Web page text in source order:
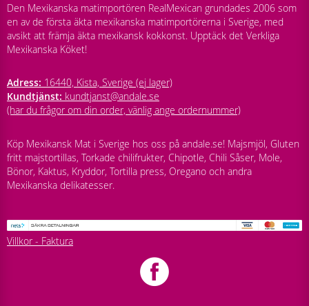
Den Mexikanska matimportören RealMexican grundades 2006 som
en av de första äkta mexikanska matimportörerna i Sverige, med
avsikt att främja äkta mexikansk kokkonst. Upptäck det Verkliga
Mexikanska Köket!
Adress: 16440, Kista, Sverige (ej lager)
Kundtjänst: kundtjanst@andale.se
(har du frågor om din order, vänlig ange ordernummer)
Köp Mexikansk Mat i Sverige hos oss på andale.se! Majsmjöl, Gluten
fritt majstortillas, Torkade chilifrukter, Chipotle, Chili Såser, Mole,
Bönor, Kaktus, Kryddor, Tortilla press, Oregano och andra
Mexikanska delikatesser.
Villkor - Faktura